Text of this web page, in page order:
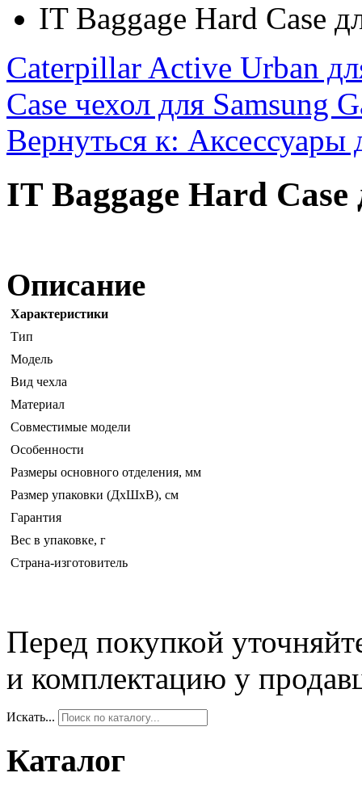
IT Baggage Hard Case
Caterpillar Active Urban
Case чехол для Samsung
Вернуться к: Аксессуары
IT Baggage Hard
Описание
Характеристики
Тип
Модель
Вид чехла
Материал
Совместимые модели
Особенности
Размеры основного отделения, мм
Размер упаковки (ДхШхВ), см
Гарантия
Вес в упаковке, г
Страна-изготовитель
Перед покупкой
и комплектацию у
Искать...
Каталог